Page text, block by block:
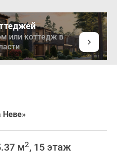
или коттедж в
Неве»
м2, 15 этаж